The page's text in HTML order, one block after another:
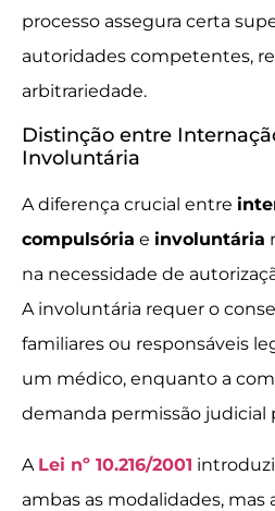
processo assegura certa
autoridades competentes,
arbitrariedade.
Distinção entre
Involuntária
A diferença crucial entre
compulsória e involuntária
na necessidade de
A involuntária requer o
familiares ou responsáveis
um médico, enquanto a
demanda permissão judicial
A Lei nº 10.216/2001
ambas as modalidades, mas